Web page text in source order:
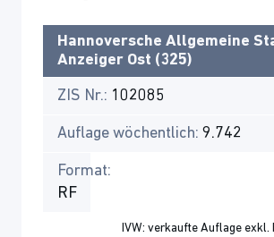
Hannoversche Allgemeine
Anzeiger Ost (325)
ZIS Nr.: 102085
Auflage wöchentlich: 9.742
Format:
RF
IVW: verkaufte Auflage